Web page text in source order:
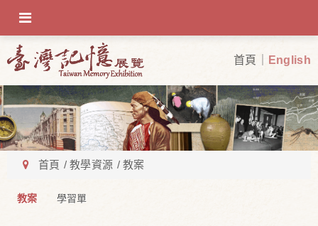
首頁 English
OFF-CANVAS-TOGGLE
首頁 教學資源 教案
教案 學習單